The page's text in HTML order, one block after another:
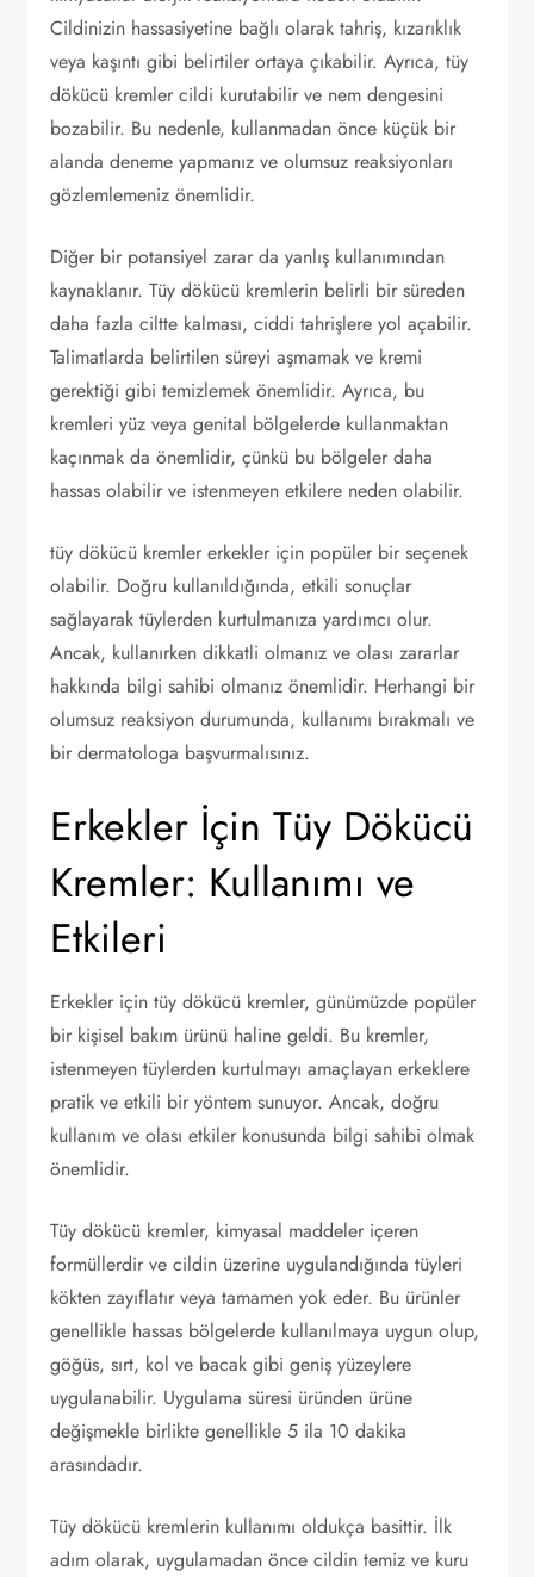
Cildinizin hassasiyetine bağlı olarak tahriş, kızarıklık
veya kaşıntı gibi belirtiler ortaya çıkabilir. Ayrıca, tüy
dökücü kremler cildi kurutabilir ve nem dengesini
bozabilir. Bu nedenle, kullanmadan önce küçük bir
alanda deneme yapmanız ve olumsuz reaksiyonları
gözlemlemeniz önemlidir.
Diğer bir potansiyel zarar da yanlış kullanımından
kaynaklanır. Tüy dökücü kremlerin belirli bir süreden
daha fazla ciltte kalması, ciddi tahrişlere yol açabilir.
Talimatlarda belirtilen süreyi aşmamak ve kremi
gerektiği gibi temizlemek önemlidir. Ayrıca, bu
kremleri yüz veya genital bölgelerde kullanmaktan
kaçınmak da önemlidir, çünkü bu bölgeler daha
hassas olabilir ve istenmeyen etkilere neden olabilir.
tüy dökücü kremler erkekler için popüler bir seçenek
olabilir. Doğru kullanıldığında, etkili sonuçlar
sağlayarak tüylerden kurtulmanıza yardımcı olur.
Ancak, kullanırken dikkatli olmanız ve olası zararlar
hakkında bilgi sahibi olmanız önemlidir. Herhangi bir
olumsuz reaksiyon durumunda, kullanımı bırakmalı ve
bir dermatologa başvurmalısınız.
Erkekler İçin Tüy Dökücü
Kremler: Kullanımı ve
Etkileri
Erkekler için tüy dökücü kremler, günümüzde popüler
bir kişisel bakım ürünü haline geldi. Bu kremler,
istenmeyen tüylerden kurtulmayı amaçlayan erkeklere
pratik ve etkili bir yöntem sunuyor. Ancak, doğru
kullanım ve olası etkiler konusunda bilgi sahibi olmak
önemlidir.
Tüy dökücü kremler, kimyasal maddeler içeren
formüllerdir ve cildin üzerine uygulandığında tüyleri
kökten zayıflatır veya tamamen yok eder. Bu ürünler
genellikle hassas bölgelerde kullanılmaya uygun olup,
göğüs, sırt, kol ve bacak gibi geniş yüzeylere
uygulanabilir. Uygulama süresi üründen ürüne
değişmekle birlikte genellikle 5 ila 10 dakika
arasındadır.
Tüy dökücü kremlerin kullanımı oldukça basittir. İlk
adım olarak, uygulamadan önce cildin temiz ve kuru